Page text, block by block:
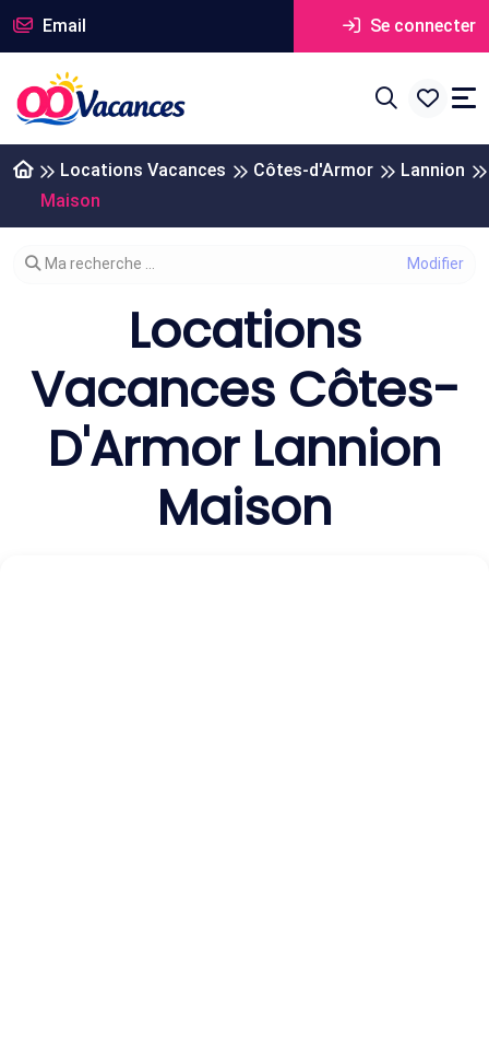
Email Se connecter
Locations Vacances Côtes-d'Armor
Lannion
Maison
Modifier votre recherche
Ma recherche ...
Locations
Vacances Côtes-
D'Armor Lannion
Maison